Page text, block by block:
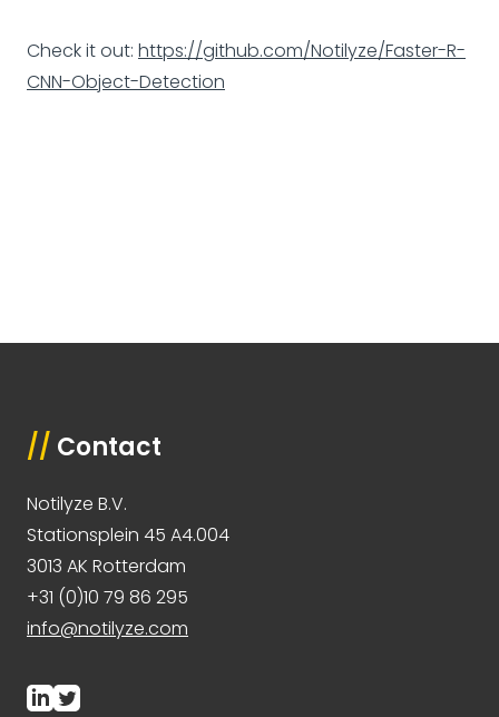
Check it out: https://github.com/Notilyze/Faster-R-
CNN-Object-Detection
// Contact
Notilyze B.V.
Stationsplein 45 A4.004
3013 AK Rotterdam
+31 (0)10 79 86 295
info@notilyze.com